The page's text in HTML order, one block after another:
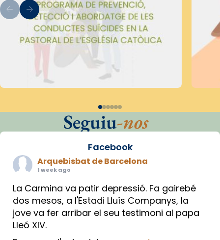
Seguiu-nos
Facebook
Arquebisbat de Barcelona
1 week ago
La Carmina va patir depressió. Fa gairebé
dos mesos, a l'Estadi Lluís Companys, la
jove va fer arribar el seu testimoni al papa
Lleó XIV.